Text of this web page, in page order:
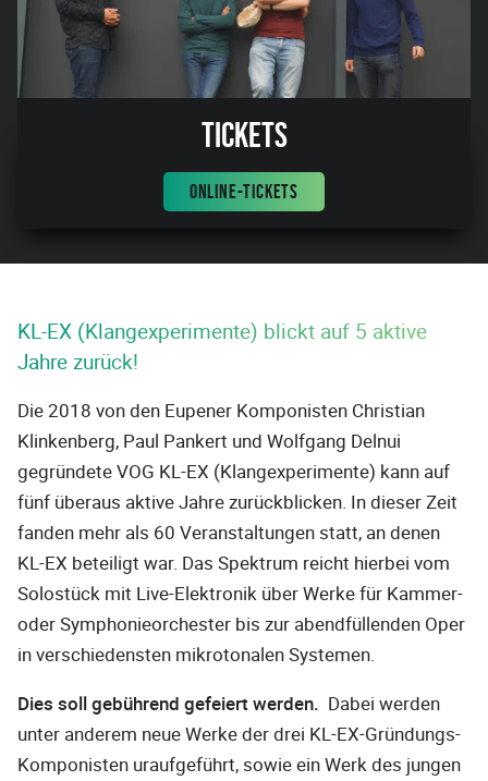
Tickets
ONLINE-TICKETS
KL-EX (Klangexperimente) blickt auf 5 aktive
Jahre zurück!
Die 2018 von den Eupener Komponisten Christian
Klinkenberg, Paul Pankert und Wolfgang Delnui
gegründete VOG KL-EX (Klangexperimente) kann auf
fünf überaus aktive Jahre zurückblicken. In dieser Zeit
fanden mehr als 60 Veranstaltungen statt, an denen
KL-EX beteiligt war. Das Spektrum reicht hierbei vom
Solostück mit Live-Elektronik über Werke für Kammer-
oder Symphonieorchester bis zur abendfüllenden Oper
in verschiedensten mikrotonalen Systemen.
Dies soll gebührend gefeiert werden. Dabei werden
unter anderem neue Werke der drei KL-EX-Gründungs-
Komponisten uraufgeführt, sowie ein Werk des jungen